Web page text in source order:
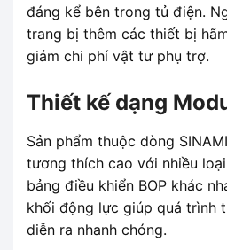
đáng kể bên trong tủ điện.
trang bị thêm các thiết bị
giảm chi phí vật tư phụ trợ.
Thiết kế dạng
Sản phẩm thuộc dòng
tương thích cao với nhiều
bảng điều khiển BOP khác
khối động lực giúp quá trình
diễn ra nhanh chóng.